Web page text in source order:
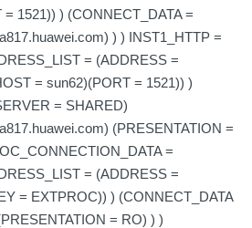
1521)) ) (CONNECT_DATA =
) ) INST1_HTTP =
= (ADDRESS =
= sun62)(PORT = 1521)) )
= SHARED)
(PRESENTATION =
=
= (ADDRESS =
= EXTPROC)) ) (CONNECT_DATA
= RO) ) )